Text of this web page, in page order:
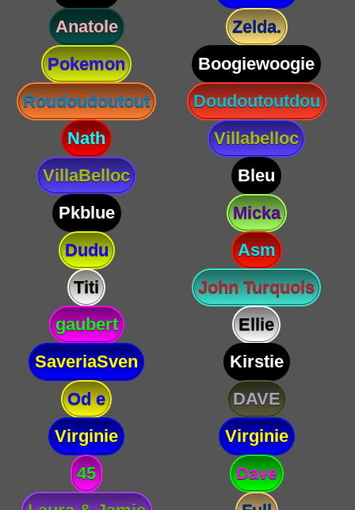
Anatole
Zelda.
Pokemon
Boogiewoogie
Roudoudoutout
Doudoutoutdou
Nath
Villabelloc
VillaBelloc
Bleu
Pkblue
Micka
Dudu
Asm
Titi
John Turquois
gaubert
Ellie
SaveriaSven
Kirstie
Od e
DAVE
Virginie
Virginie
45
Dave